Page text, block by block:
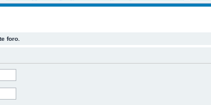
foro.